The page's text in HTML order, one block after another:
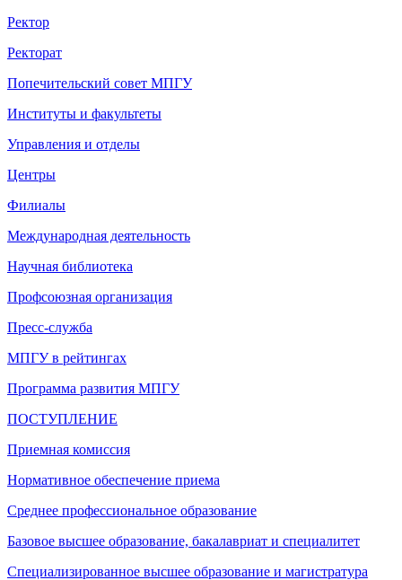
Ректор
Ректорат
Попечительский совет МПГУ
Институты и факультеты
Управления и отделы
Центры
Филиалы
Международная деятельность
Научная библиотека
Профсоюзная организация
Пресс-служба
МПГУ в рейтингах
Программа развития МПГУ
ПОСТУПЛЕНИЕ
Приемная комиссия
Нормативное обеспечение приема
Среднее профессиональное образование
Базовое высшее образование, бакалавриат и специалитет
Специализированное высшее образование и магистратура